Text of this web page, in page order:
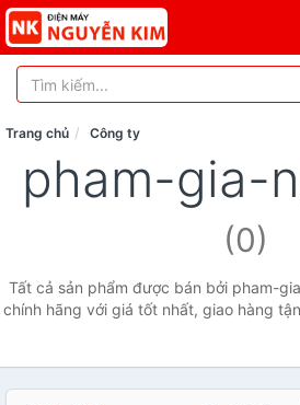
Trang chủ Công ty
pham-gia-
(0)
Tất cả sản phẩm được bán bởi pham-
chính hãng với giá tốt nhất, giao hàng